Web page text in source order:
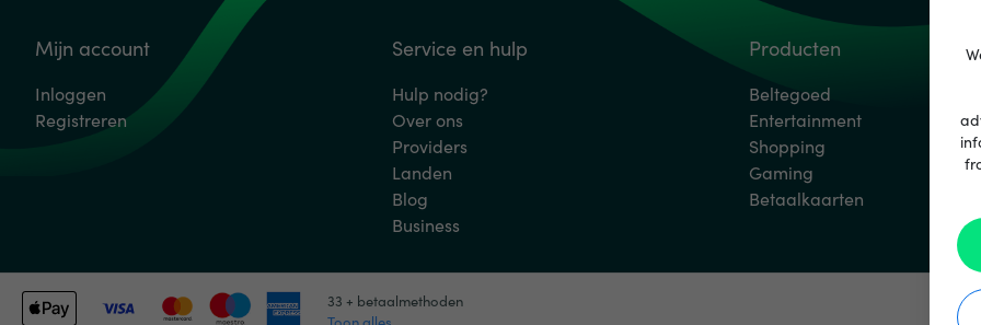
Mijn account
Inloggen
Registreren
Service en hulp
Hulp nodig?
Over ons
Providers
Landen
Blog
Business
Producten
Beltegoed
Entertainment
Shopping
Gaming
Betaalkaarten
33 + betaalmethoden